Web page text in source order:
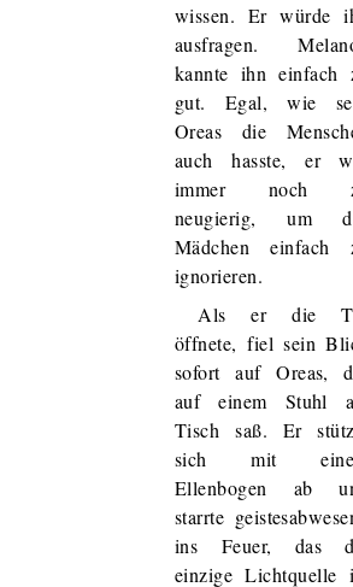
wissen. Er würde
ausfragen.
kannte ihn einfach
gut. Egal, wie
Oreas die
auch hasste, er
immer noch
neugierig, um
Mädchen einfach
ignorieren.
Als er die
öffnete, fiel sein
sofort auf Oreas,
auf einem Stuhl
Tisch saß. Er
sich mit
Ellenbogen ab
starrte
ins Feuer, das
einzige Lichtquelle